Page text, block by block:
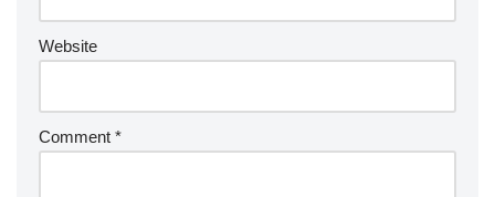
Website
Comment *